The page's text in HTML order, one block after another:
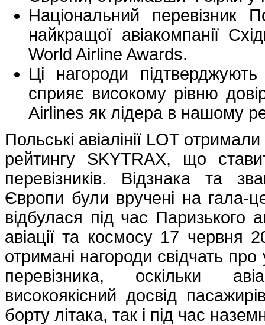
Національний перевізник
найкращої авіакомпанії
World Airline Awards.
Ці нагороди
сприяє високому рівню
Airlines як лідера в нашому
Польські авіалінії LOT
рейтингу SKYTRAX, що
перевізників. Відзнака та
Європи були вручені на гала-
відбулася під час Паризького
авіації та космосу 17 червня
отримані нагороди свідчать про
перевізника, оскільки
високоякісний досвід
борту літака, так і під час